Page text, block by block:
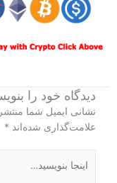
دیدگاه‌ خود را
نشانی ایمیل شما
علامت‌گذاری شده‌اند *
بنویسید…